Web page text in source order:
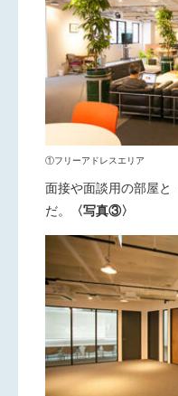
①フリーアドレスエリア
面接や面談用の部屋と
だ。
〈写真③〉